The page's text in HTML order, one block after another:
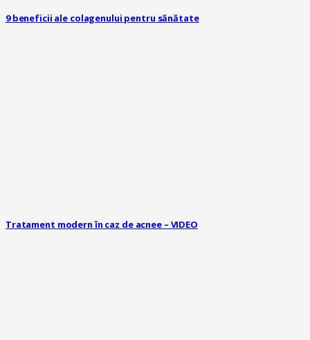
9 beneficii ale colagenului pentru sănătate
Tratament modern în caz de acnee – VIDEO